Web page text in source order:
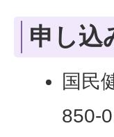
申し込
国民
850-